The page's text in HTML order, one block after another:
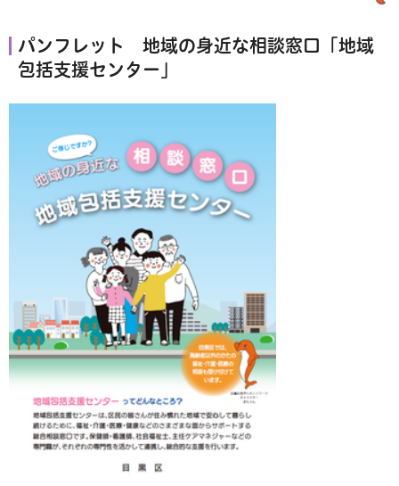
パンフレット 地域の身近な相談窓口「地域
包括支援センター」